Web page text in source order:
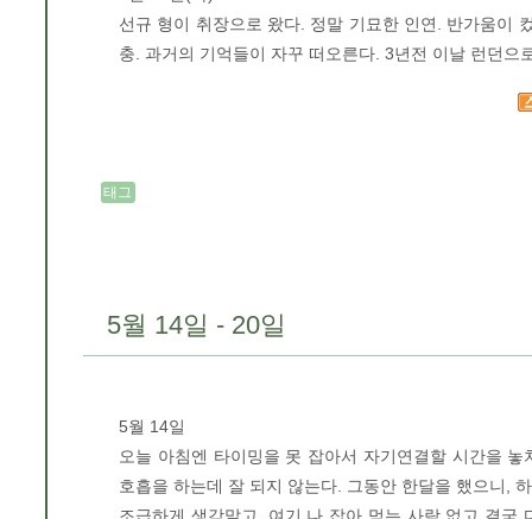
선규 형이 취장으로 왔다. 정말 기묘한 인연. 반가움이
충. 과거의 기억들이 자꾸 떠오른다. 3년전 이날 런던
태그
5월 14일 - 20일
5월 14일
오늘 아침엔 타이밍을 못 잡아서 자기연결할 시간을
호흡을 하는데 잘 되지 않는다. 그동안 한달을 했으니,